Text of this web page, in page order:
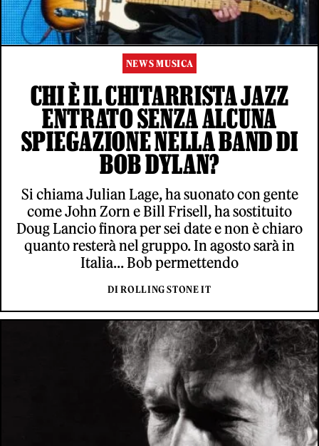
NEWS MUSICA
CHI È IL CHITARRISTA JAZZ
ENTRATO SENZA ALCUNA
SPIEGAZIONE NELLA BAND DI
BOB DYLAN?
Si chiama Julian Lage, ha suonato con gente
come John Zorn e Bill Frisell, ha sostituito
Doug Lancio finora per sei date e non è chiaro
quanto resterà nel gruppo. In agosto sarà in
Italia... Bob permettendo
DI ROLLING STONE IT